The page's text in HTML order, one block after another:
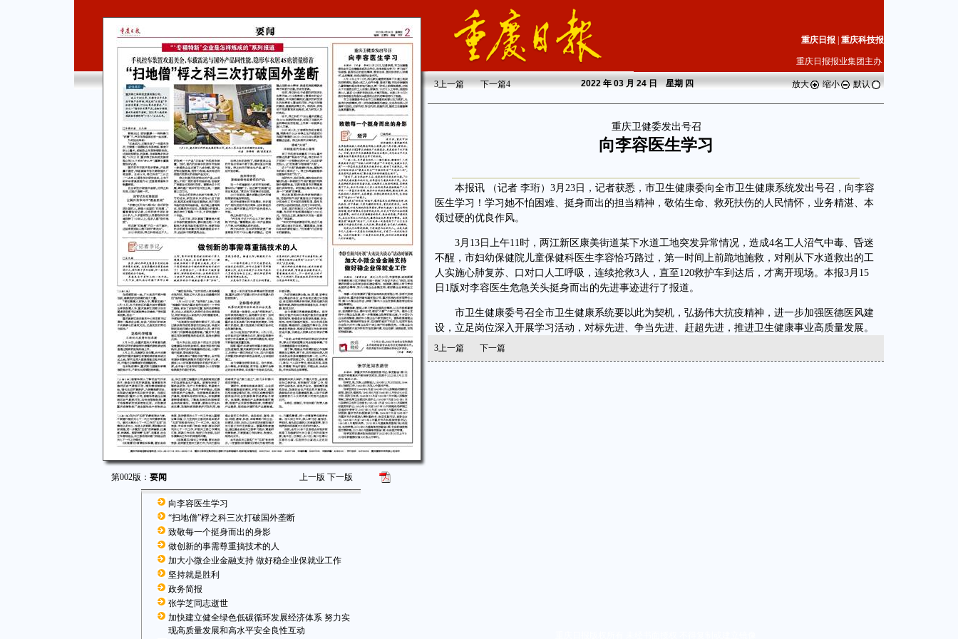
第002版： 要闻 上一版 下一版
向李容医生学习
“扫地僧”桴之科三次打破国外垄断
致敬每一个挺身而出的身影
做创新的事需尊重搞技术的人
加大小微企业金融支持 做好稳企业保就业工作
坚持就是胜利
政务简报
张学芝同志逝世
加快建立健全绿色低碳循环发展经济体系 努力实
现高质量发展和高水平安全良性互动
重庆日报 重庆科技报
重庆日报报业集团主办
3上一篇 下一篇4 2022年 03 月 24 日 星期四 放大 缩小 默认
重庆卫健委发出号召
向李容医生学习
本报讯 （记者 李珩）3月23日，记者获悉，市卫生健康委向全市卫生健康系统发出号召，向李容
医生学习！学习她不怕困难、挺身而出的担当精神，敬佑生命、救死扶伤的人民情怀，业务精湛、本
领过硬的优良作风。
3月13日上午11时，两江新区康美街道某下水道工地突发异常情况，造成4名工人沼气中毒、昏迷
不醒，市妇幼保健院儿童保健科医生李容恰巧路过，第一时间上前跪地施救，对刚从下水道救出的工
人实施心肺复苏、口对口人工呼吸，连续抢救3人，直至120救护车到达后，才离开现场。本报3月15
日1版对李容医生危急关头挺身而出的先进事迹进行了报道。
市卫生健康委号召全市卫生健康系统要以此为契机，弘扬伟大抗疫精神，进一步加强医德医风建
设，立足岗位深入开展学习活动，对标先进、争当先进、赶超先进，推进卫生健康事业高质量发展。
3上一篇 下一篇